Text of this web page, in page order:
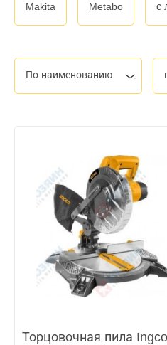
Makita Metabo с
По наименованию
Торцовочная пила